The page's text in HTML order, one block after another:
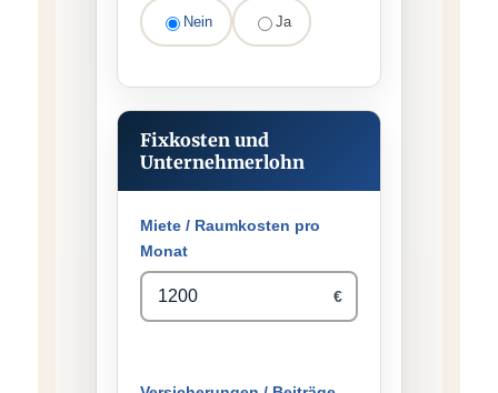
Nein Ja
Fixkosten und
Unternehmerlohn
Miete / Raumkosten pro
Monat
€